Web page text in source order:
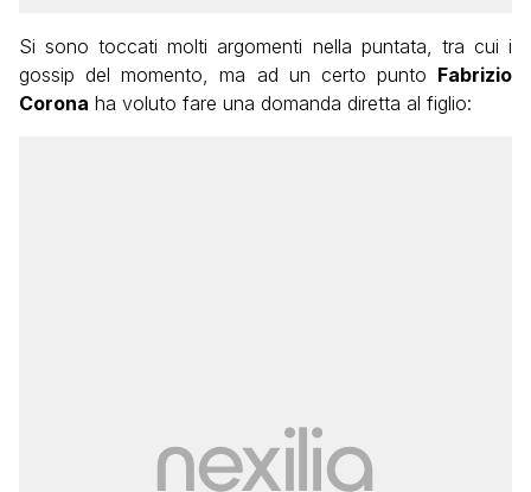
Si sono toccati molti argomenti nella puntata, tra cui i
gossip del momento, ma ad un certo punto Fabrizio
Corona ha voluto fare una domanda diretta al figlio: